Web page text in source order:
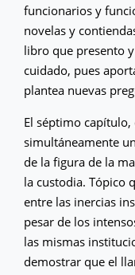
funcionarios y
novelas y
libro que presento
cuidado, pues
plantea nuevas
El séptimo
simultáneamente
de la figura de la
la custodia. Tópico
entre las inercias
pesar de los
las mismas
demostrar que el